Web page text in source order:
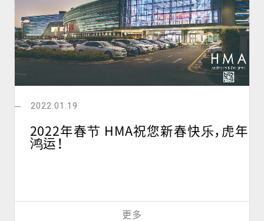
2022.01.19
2022年春节 HMA祝您新春快乐，虎年
鸿运！
更多